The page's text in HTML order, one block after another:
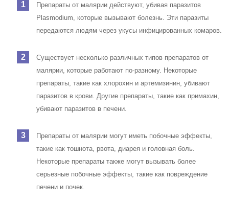
Препараты от малярии действуют, убивая паразитов
Plasmodium, которые вызывают болезнь. Эти паразиты
передаются людям через укусы инфицированных комаров.
Существует несколько различных типов препаратов от
малярии, которые работают по-разному. Некоторые
препараты, такие как хлорохин и артемизинин, убивают
паразитов в крови. Другие препараты, такие как примахин,
убивают паразитов в печени.
Препараты от малярии могут иметь побочные эффекты,
такие как тошнота, рвота, диарея и головная боль.
Некоторые препараты также могут вызывать более
серьезные побочные эффекты, такие как повреждение
печени и почек.